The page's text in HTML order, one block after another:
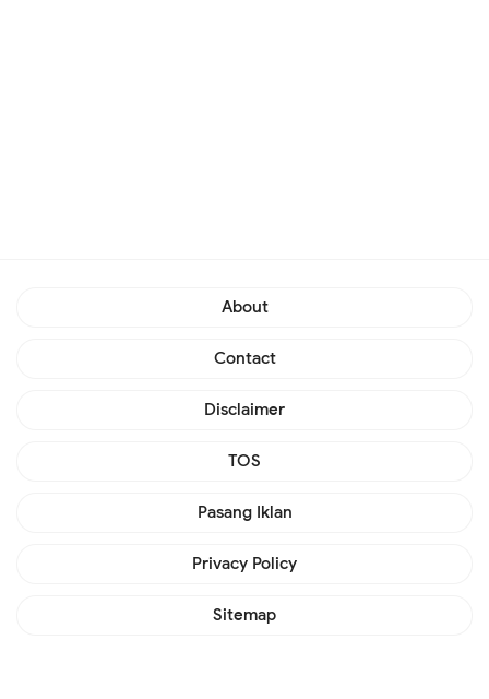
About
Contact
Disclaimer
TOS
Pasang Iklan
Privacy Policy
Sitemap